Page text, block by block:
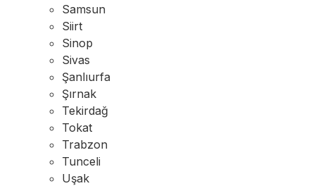
Samsun
Siirt
Sinop
Sivas
Şanlıurfa
Şırnak
Tekirdağ
Tokat
Trabzon
Tunceli
Uşak